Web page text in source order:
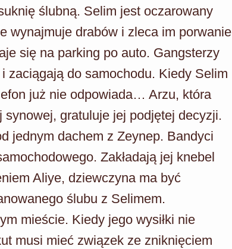
ślubną. Selim jest oczarowany
wynajmuje drabów i zleca im porwanie
się na parking po auto. Gangsterzy
zaciągają do samochodu. Kiedy Selim
już nie odpowiada… Arzu, która
synowej, gratuluje jej podjętej decyzji.
jednym dachem z Zeynep. Bandyci
Zakładają jej knebel
Aliye, dziewczyna ma być
ślubu z Selimem.
mieście. Kiedy jego wysiłki nie
musi mieć związek ze zniknięciem